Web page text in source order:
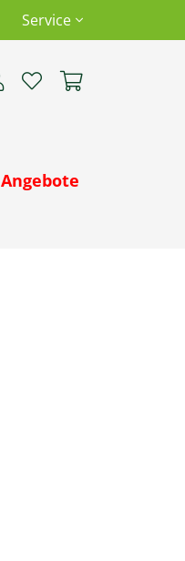
Service
Angebote